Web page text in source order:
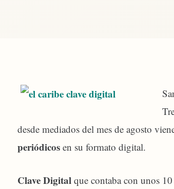
desde mediados del mes de agosto
periódicos en su formato digital.
Clave Digitalque contaba con unos